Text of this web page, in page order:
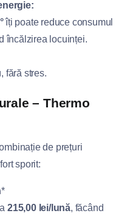
îți poate reduce consumul
încălzirea locuinței.
fără stres.
– Thermo
de prețuri
sporit:
*
215,00 lei/lună, făcând